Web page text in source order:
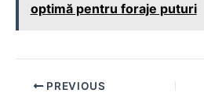
optimă pentru foraje puturi
Post PREVIOUS